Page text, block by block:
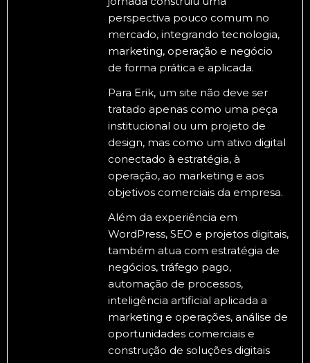
perspectiva pouco comum no
mercado, integrando tecnologia,
marketing, operação e negócio
de forma prática e aplicada.
Para Erik, um site não deve ser
tratado apenas como uma peça
institucional ou um projeto de
design, mas como um ativo digital
conectado à estratégia, à
operação, ao marketing e aos
objetivos comerciais da empresa.
Além da experiência em
WordPress, SEO e projetos digitais,
também atua com estratégia de
negócios, tráfego pago,
automação de processos,
inteligência artificial aplicada a
marketing e operações, análise de
oportunidades comerciais e
construção de soluções digitais